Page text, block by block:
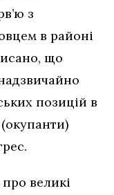
з
в районі
що
позицій в
про великі